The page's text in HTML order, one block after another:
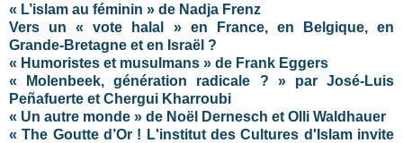
« L’islam au féminin » de Nadja Frenz
Vers un « vote halal » en France, en Belgique, en
Grande-Bretagne et en Israël ?
« Humoristes et musulmans » de Frank Eggers
« Molenbeek, génération radicale ? » par José-Luis
Peñafuerte et Chergui Kharroubi
« Un autre monde » de Noël Dernesch et Olli Waldhauer
« The Goutte d’Or ! L'institut des Cultures d'Islam invite